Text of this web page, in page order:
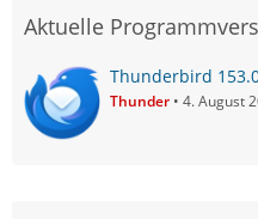
Aktuelle
Thunderbird
Thunder 4. August